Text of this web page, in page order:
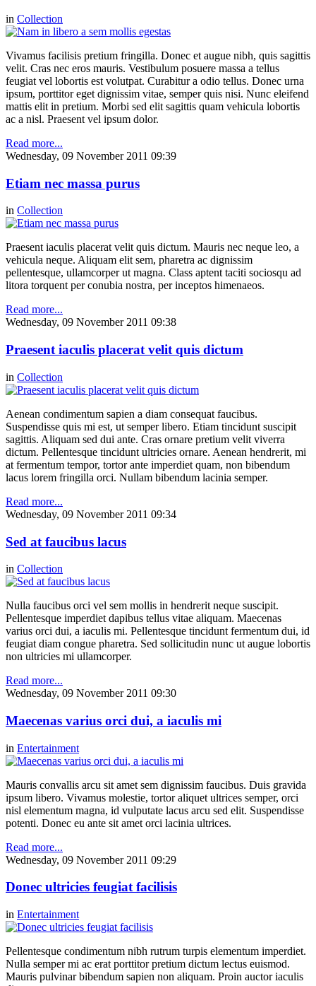
in Collection
Vivamus facilisis pretium fringilla. Donec et augue nibh, quis sagittis
velit. Cras nec eros mauris. Vestibulum posuere massa a tellus
feugiat vel lobortis est volutpat. Curabitur a odio tellus. Donec urna
ipsum, porttitor eget dignissim vitae, semper quis nisi. Nunc eleifend
mattis elit in pretium. Morbi sed elit sagittis quam vehicula lobortis
ac a nisl. Praesent vel ipsum dolor.
Read more...
Wednesday, 09 November 2011 09:39
Etiam nec massa purus
in Collection
Praesent iaculis placerat velit quis dictum. Mauris nec neque leo, a
vehicula neque. Aliquam elit sem, pharetra ac dignissim
pellentesque, ullamcorper ut magna. Class aptent taciti sociosqu ad
litora torquent per conubia nostra, per inceptos himenaeos.
Read more...
Wednesday, 09 November 2011 09:38
Praesent iaculis placerat velit quis dictum
in Collection
Aenean condimentum sapien a diam consequat faucibus.
Suspendisse quis mi est, ut semper libero. Etiam tincidunt suscipit
sagittis. Aliquam sed dui ante. Cras ornare pretium velit viverra
dictum. Pellentesque tincidunt ultricies ornare. Aenean hendrerit, mi
at fermentum tempor, tortor ante imperdiet quam, non bibendum
lacus lorem fringilla orci. Nullam bibendum lacinia semper.
Read more...
Wednesday, 09 November 2011 09:34
Sed at faucibus lacus
in Collection
Nulla faucibus orci vel sem mollis in hendrerit neque suscipit.
Pellentesque imperdiet dapibus tellus vitae aliquam. Maecenas
varius orci dui, a iaculis mi. Pellentesque tincidunt fermentum dui, id
feugiat diam congue pharetra. Sed sollicitudin nunc ut augue lobortis
non ultricies mi ullamcorper.
Read more...
Wednesday, 09 November 2011 09:30
Maecenas varius orci dui, a iaculis mi
in Entertainment
Mauris convallis arcu sit amet sem dignissim faucibus. Duis gravida
ipsum libero. Vivamus molestie, tortor aliquet ultrices semper, orci
nisl elementum magna, id vulputate lacus arcu sed elit. Suspendisse
potenti. Donec eu ante sit amet orci lacinia ultrices.
Read more...
Wednesday, 09 November 2011 09:29
Donec ultricies feugiat facilisis
in Entertainment
Pellentesque condimentum nibh rutrum turpis elementum imperdiet.
Nulla semper mi ac erat porttitor pretium dictum lectus euismod.
Mauris pulvinar bibendum sapien non aliquam. Proin auctor iaculis